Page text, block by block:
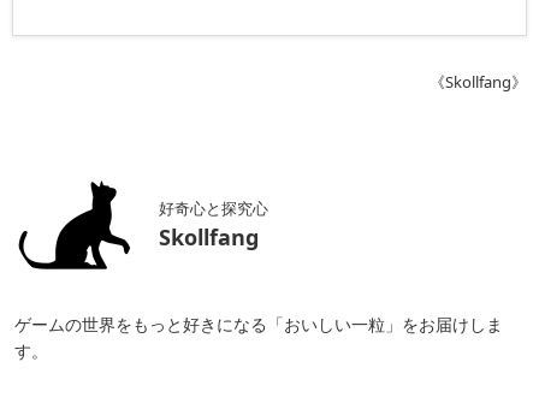
《Skollfang》
好奇心と探究心
Skollfang
ゲームの世界をもっと好きになる「おいしい一粒」をお届けしま
す。